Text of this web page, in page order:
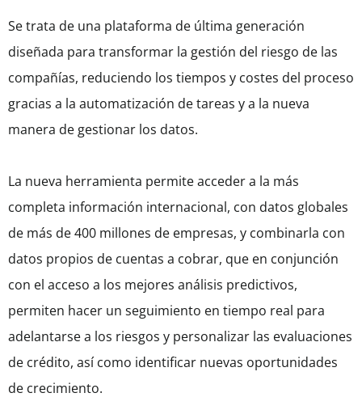
Se trata de una plataforma de última generación
diseñada para transformar la gestión del riesgo de las
compañías, reduciendo los tiempos y costes del proceso
gracias a la automatización de tareas y a la nueva
manera de gestionar los datos.
La nueva herramienta permite acceder a la más
completa información internacional, con datos globales
de más de 400 millones de empresas, y combinarla con
datos propios de cuentas a cobrar, que en conjunción
con el acceso a los mejores análisis predictivos,
permiten hacer un seguimiento en tiempo real para
adelantarse a los riesgos y personalizar las evaluaciones
de crédito, así como identificar nuevas oportunidades
de crecimiento.